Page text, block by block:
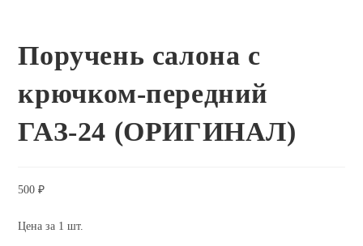
Поручень салона с
крючком-передний
ГАЗ-24 (ОРИГИНАЛ)
500₽
Цена за 1 шт.